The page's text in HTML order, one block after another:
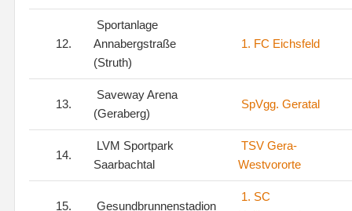
12.
Sportanlage
Annabergstraße
(Struth)
1. FC Eichsfeld
13.
Saveway Arena
(Geraberg)
SpVgg. Geratal
14.
LVM Sportpark
Saarbachtal
TSV Gera-
Westvororte
15. Gesundbrunnenstadion
1. SC